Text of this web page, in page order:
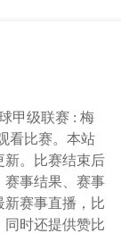
甲级联赛 : 梅
看比赛。本站
新。比赛结束后
赛事结果、赛事
新赛事直播，比
同时还提供赞比